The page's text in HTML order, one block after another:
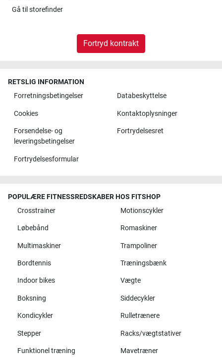
Gå til storefinder
Fortryd kontrakt
RETSLIG INFORMATION
Forretningsbetingelser
Databeskyttelse
Cookies Kontaktoplysninger
Forsendelse- og
leveringsbetingelser
Fortrydelsesret
Fortrydelsesformular
POPULÆRE FITNESSREDSKABER HOS FITSHOP
Crosstrainer
Motionscykler
Løbebånd Romaskiner
Multimaskiner Trampoliner
Bordtennis Træningsbænk
Indoor bikes Vægte
Boksning Siddecykler
Kondicykler Rulletrænere
Stepper Racks/vægtstativer
Funktionel træning Mavetræner